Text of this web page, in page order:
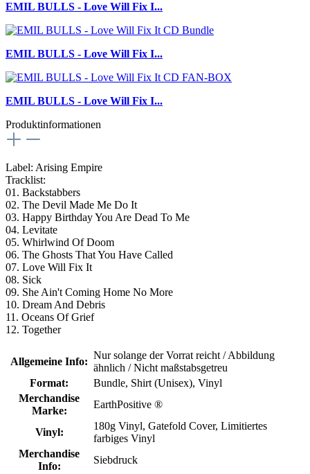
EMIL BULLS - Love Will Fix I...
EMIL BULLS - Love Will Fix I...
EMIL BULLS - Love Will Fix I...
Produktinformationen
Label: Arising Empire
Tracklist:
01. Backstabbers
02. The Devil Made Me Do It
03. Happy Birthday You Are Dead To Me
04. Levitate
05. Whirlwind Of Doom
06. The Ghosts That You Have Called
07. Love Will Fix It
08. Sick
09. She Ain't Coming Home No More
10. Dream And Debris
11. Oceans Of Grief
12. Together
Allgemeine Info:
Nur solange der Vorrat reicht / Abbildung
ähnlich / Nicht maßstabsgetreu
Format:
Bundle, Shirt (Unisex), Vinyl
Merchandise
Marke:
EarthPositive ®
Vinyl:
180g Vinyl, Gatefold Cover, Limitiertes
farbiges Vinyl
Merchandise
Info:
Siebdruck